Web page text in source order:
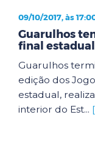
09/10/2017, às
Guarulhos
final estadual
Guarulhos
edição dos
estadual,
interior do Est...